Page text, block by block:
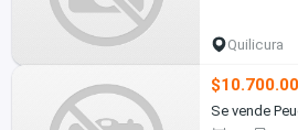
Quilicura
Se vende